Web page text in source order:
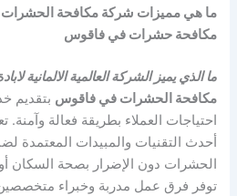
ما هي مميزات شركة مكافحة
مكافحة حشرات في فاقوس
ما الذي يميز الشركة العالمية الالمانية
مكافحة الحشرات في فاقوس بتقديم
احتياجات العملاء بطريقة فعالة
أحدث التقنيات والمبيدات المعتمدة
الحشرات دون الإضرار بصحة السكان أو
توفر فرق عمل مدربة وخبراء